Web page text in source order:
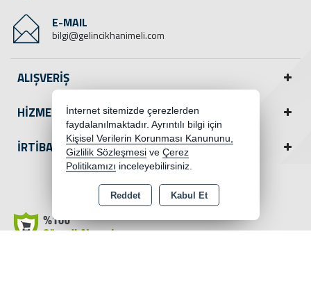
E-MAIL
bilgi@gelincikhanimeli.com
ALIŞVERİŞ
HİZMETLER
İRTİBAT
Facebook
İnternet sitemizde çerezlerden
faydalanılmaktadır. Ayrıntılı bilgi için
Kişisel Verilerin Korunması Kanununu,
Gizlilik Sözleşmesi ve Çerez
Politikamızı inceleyebilirsiniz.
Reddet Kabul Et